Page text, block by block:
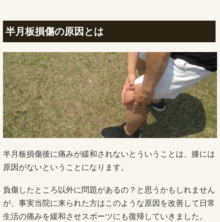
半月板損傷の原因とは
半月板損傷後に痛みが緩和されないとういうことは、膝には
原因がないということになります。
負傷したところ以外に問題があるの？と思うかもしれません
が、事実当院に来られた方はこのような原因を改善して日常
生活の痛みを緩和させスポーツにも復帰していきました。